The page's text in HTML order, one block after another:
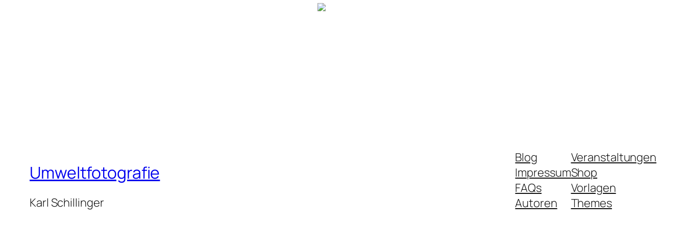
Umweltfotografie
Karl Schillinger
Blog
Impressum
FAQs
Autoren
Veranstaltungen
Shop
Vorlagen
Themes